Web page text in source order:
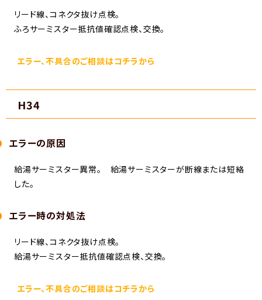
リード線、コネクタ抜け点検。
ふろサーミスター抵抗値確認点検、交換。
エラー、不具合のご相談はコチラから
H34
エラーの原因
給湯サーミスター異常。 給湯サーミスターが断線または短絡
した。
エラー時の対処法
リード線、コネクタ抜け点検。
給湯サーミスター抵抗値確認点検、交換。
エラー、不具合のご相談はコチラから